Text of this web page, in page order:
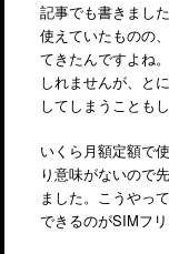
記事でも書きまし
使えていたものの、
てきたんですよね。
しれませんが、と
してしまうこともし
いくら月額定額で
り意味がないので
ました。こうやっ
できるのがSIMフリ